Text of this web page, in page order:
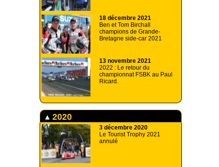
18 décembre 2021
Ben et Tom Birchall
champions de Grande-
Bretagne side-car 2021
13 novembre 2021
2022 : Le retour du
championnat FSBK au Paul
Ricard.
2020
3 décembre 2020
Le Tourist Trophy 2021
annulé